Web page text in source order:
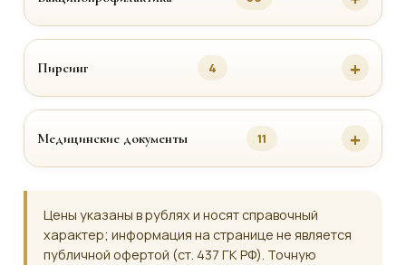
Пирсинг 4
Медицинские документы 11
Цены указаны в рублях и носят справочный
характер; информация на странице не является
публичной офертой (ст. 437 ГК РФ). Точную